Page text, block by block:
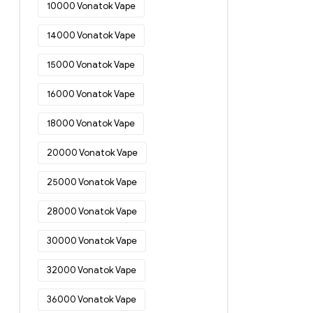
Észtországban(46)
Finnországban(48)
Eldobható e-cigaretta
Eldobható e-cigaretta
(20)
Olaszországban(34)
Eldobható e-cigaretta
Eldobható e-cigaretta
10000 Vonatok Vape
14000 Vonatok Vape
15000 Vonatok Vape
16000 Vonatok Vape
18000 Vonatok Vape
20000 Vonatok Vape
25000 Vonatok Vape
28000 Vonatok Vape
30000 Vonatok Vape
32000 Vonatok Vape
36000 Vonatok Vape